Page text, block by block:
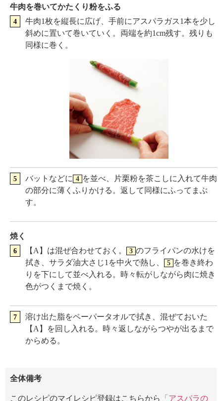
牛肉を巻いてかたくり粉をふる
牛肉1枚を縦長に広げ、手前にアスパラガス1本を少し
斜めに置いて巻いていく。両端を約1cm残す。残りも
同様に巻く。
バットなどに 4 を並べ、片栗粉を茶こしに入れて牛肉
の部分に薄くふりかける。返して同様にふってまぶ
す。
焼く
【A】は混ぜ合わせておく。
3 のフライパンの水けを
拭き、サラダ油大さじ1を中火で熱し、
5 を巻き終わ
りを下にして並べ入れる。時々転がしながら肉に焼き
色がつくまで焼く。
溶け出た脂をペーパータオルで拭き、混ぜておいた
【A】を回し入れる。時々返しながらつやが出るまで
からめる。
全体備考
このレシピのマイレシピ登録はこちらから 「アスパラの